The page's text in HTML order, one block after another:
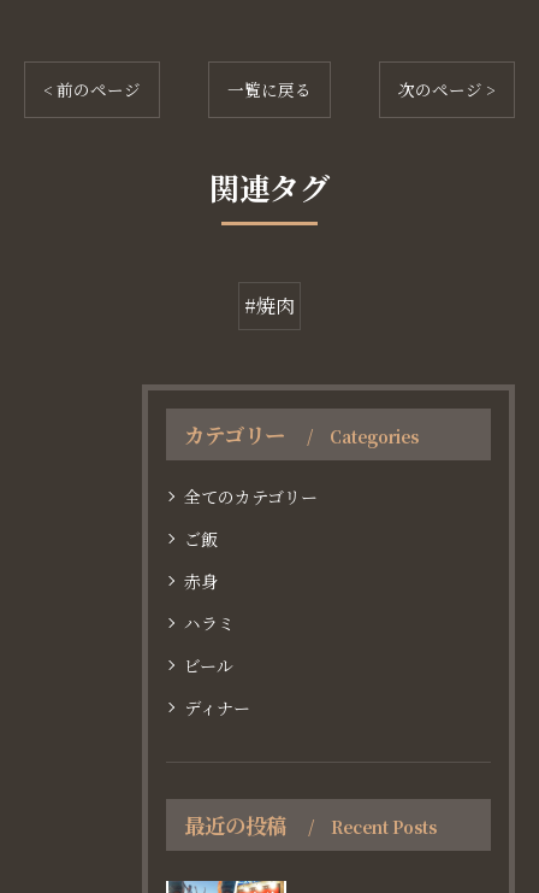
< 前のページ 一覧に戻る 次のページ >
関連タグ
#焼肉
カテゴリー Categories
全てのカテゴリー
ご飯
赤身
ハラミ
ビール
ディナー
最近の投稿 Recent Posts